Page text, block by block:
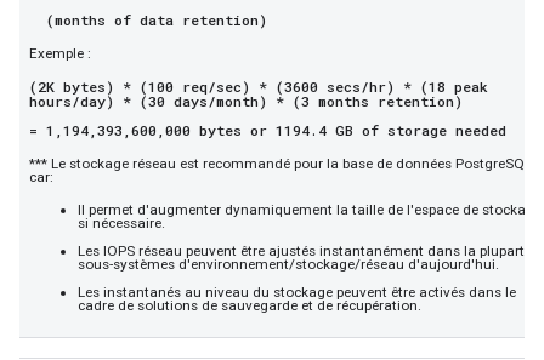
(months of data retention)
Exemple :
(2K bytes) * (100 req/sec) * (3600 secs/hr) * (18 peak
hours/day) * (30 days/month) * (3 months retention)
= 1,194,393,600,000 bytes or 1194.4 GB of storage needed
*** Le stockage réseau est recommandé pour la base de données PostgreSQL,
car:
Il permet d'augmenter dynamiquement la taille de l'espace de stockage
si nécessaire.
Les IOPS réseau peuvent être ajustés instantanément dans la plupart
sous-systèmes d'environnement/stockage/réseau d'aujourd'hui.
Les instantanés au niveau du stockage peuvent être activés dans le
cadre de solutions de sauvegarde et de récupération.